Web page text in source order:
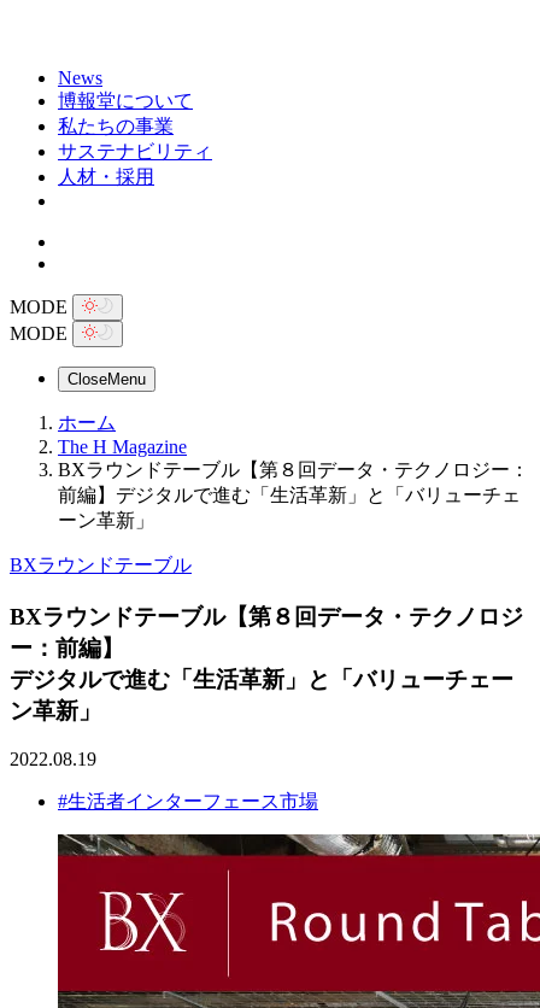
News
博報堂について
私たちの事業
サステナビリティ
人材・採用
MODE
MODE
CloseMenu
ホーム
The H Magazine
BXラウンドテーブル【第８回データ・テクノロジー：
前編】デジタルで進む「生活革新」と「バリューチェ
ーン革新」
BXラウンドテーブル
BXラウンドテーブル【第８回データ・テクノロジ
ー：前編】
デジタルで進む「生活革新」と「バリューチェー
ン革新」
2022.08.19
#生活者インターフェース市場